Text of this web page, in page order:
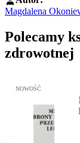
Magdalena
Polecamy
zdrowotnej
Przejdź do:
NOWOŚĆ